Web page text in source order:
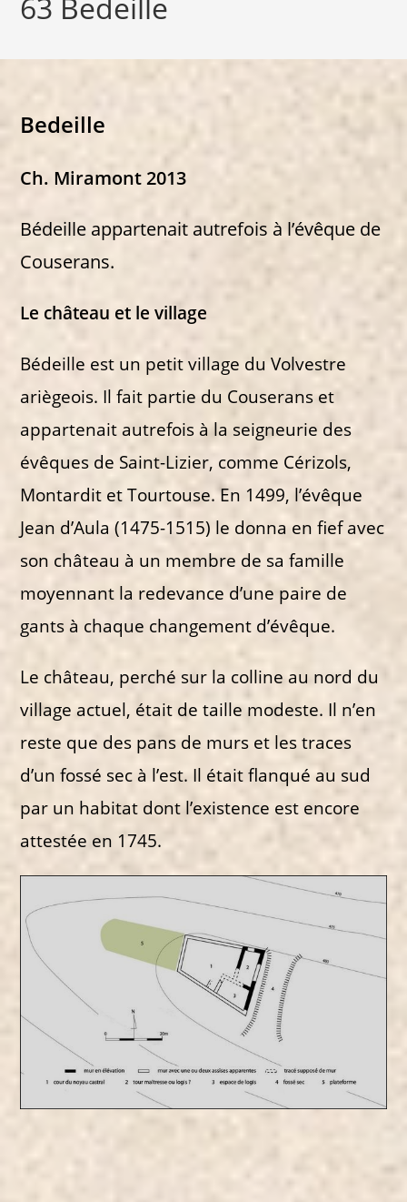
Bedeille
Ch. Miramont 2013
Bédeille appartenait autrefois à l’évêque de
Couserans.
Le château et le village
Bédeille est un petit village du Volvestre
ariègeois. Il fait partie du Couserans et
appartenait autrefois à la seigneurie des
évêques de Saint-Lizier, comme Cérizols,
Montardit et Tourtouse. En 1499, l’évêque
Jean d’Aula (1475-1515) le donna en fief avec
son château à un membre de sa famille
moyennant la redevance d’une paire de
gants à chaque changement d’évêque.
Le château, perché sur la colline au nord du
village actuel, était de taille modeste. Il n’en
reste que des pans de murs et les traces
d’un fossé sec à l’est. Il était flanqué au sud
par un habitat dont l’existence est encore
attestée en 1745.